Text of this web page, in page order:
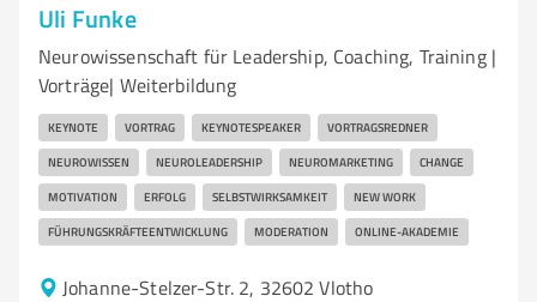
Uli Funke
Neurowissenschaft für Leadership, Coaching, Training |
Vorträge| Weiterbildung
KEYNOTE VORTRAG KEYNOTESPEAKER VORTRAGSREDNER
NEUROWISSEN NEUROLEADERSHIP NEUROMARKETING CHANGE
MOTIVATION ERFOLG SELBSTWIRKSAMKEIT NEW WORK
FÜHRUNGSKRÄFTEENTWICKLUNG MODERATION ONLINE-AKADEMIE
Johanne-Stelzer-Str. 2, 32602 Vlotho